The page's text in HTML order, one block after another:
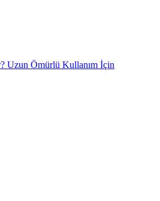
Uzun Ömürlü Kullanım İçin